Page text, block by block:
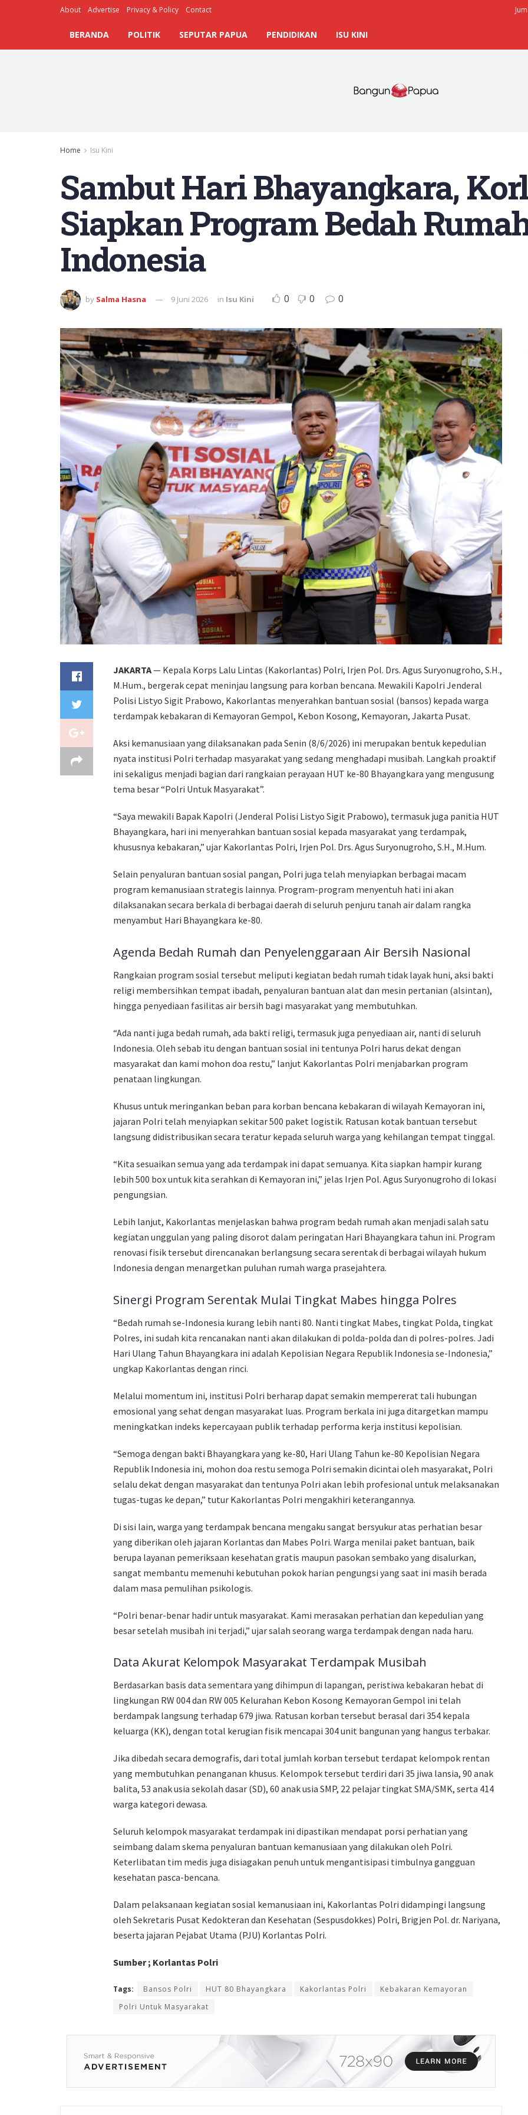
About Advertise Privacy & Policy Contact
BERANDA POLITIK SEPUTAR PAPUA PENDIDIKAN ISU KINI
Home Isu Kini
Sambut Hari Bhayangkara,
Siapkan Program Bedah
Indonesia
by Salma Hasna 9 Juni 2026 in Isu Kini 0 0 0
JAKARTA— Kepala Korps Lalu Lintas (Kakorlantas) Polri, Irjen Pol. Drs. Agus Suryonugroho, S.H.,
M.Hum., bergerak cepat meninjau langsung para korban bencana. Mewakili Kapolri Jenderal
Polisi Listyo Sigit Prabowo, Kakorlantas menyerahkan bantuan sosial (bansos) kepada warga
terdampak kebakaran di Kemayoran Gempol, Kebon Kosong, Kemayoran, Jakarta Pusat.
Aksi kemanusiaan yang dilaksanakan pada Senin (8/6/2026) ini merupakan bentuk kepedulian
nyata institusi Polri terhadap masyarakat yang sedang menghadapi musibah. Langkah proaktif
ini sekaligus menjadi bagian dari rangkaian perayaan HUT ke-80 Bhayangkara yang mengusung
tema besar “Polri Untuk Masyarakat”.
“Saya mewakili Bapak Kapolri (Jenderal Polisi Listyo Sigit Prabowo), termasuk juga panitia HUT
Bhayangkara, hari ini menyerahkan bantuan sosial kepada masyarakat yang terdampak,
khususnya kebakaran,” ujar Kakorlantas Polri, Irjen Pol. Drs. Agus Suryonugroho, S.H., M.Hum.
Selain penyaluran bantuan sosial pangan, Polri juga telah menyiapkan berbagai macam
program kemanusiaan strategis lainnya. Program-program menyentuh hati ini akan
dilaksanakan secara berkala di berbagai daerah di seluruh penjuru tanah air dalam rangka
menyambut Hari Bhayangkara ke-80.
Agenda Bedah Rumah dan Penyelenggaraan Air Bersih Nasional
Rangkaian program sosial tersebut meliputi kegiatan bedah rumah tidak layak huni, aksi bakti
religi membersihkan tempat ibadah, penyaluran bantuan alat dan mesin pertanian (alsintan),
hingga penyediaan fasilitas air bersih bagi masyarakat yang membutuhkan.
“Ada nanti juga bedah rumah, ada bakti religi, termasuk juga penyediaan air, nanti di seluruh
Indonesia. Oleh sebab itu dengan bantuan sosial ini tentunya Polri harus dekat dengan
masyarakat dan kami mohon doa restu,” lanjut Kakorlantas Polri menjabarkan program
penataan lingkungan.
Khusus untuk meringankan beban para korban bencana kebakaran di wilayah Kemayoran ini,
jajaran Polri telah menyiapkan sekitar 500 paket logistik. Ratusan kotak bantuan tersebut
langsung didistribusikan secara teratur kepada seluruh warga yang kehilangan tempat tinggal.
“Kita sesuaikan semua yang ada terdampak ini dapat semuanya. Kita siapkan hampir kurang
lebih 500 box untuk kita serahkan di Kemayoran ini,” jelas Irjen Pol. Agus Suryonugroho di lokasi
pengungsian.
Lebih lanjut, Kakorlantas menjelaskan bahwa program bedah rumah akan menjadi salah satu
kegiatan unggulan yang paling disorot dalam peringatan Hari Bhayangkara tahun ini. Program
renovasi fisik tersebut direncanakan berlangsung secara serentak di berbagai wilayah hukum
Indonesia dengan menargetkan puluhan rumah warga prasejahtera.
Sinergi Program Serentak Mulai Tingkat Mabes hingga Polres
“Bedah rumah se-Indonesia kurang lebih nanti 80. Nanti tingkat Mabes, tingkat Polda, tingkat
Polres, ini sudah kita rencanakan nanti akan dilakukan di polda-polda dan di polres-polres. Jadi
Hari Ulang Tahun Bhayangkara ini adalah Kepolisian Negara Republik Indonesia se-Indonesia,”
ungkap Kakorlantas dengan rinci.
Melalui momentum ini, institusi Polri berharap dapat semakin mempererat tali hubungan
emosional yang sehat dengan masyarakat luas. Program berkala ini juga ditargetkan mampu
meningkatkan indeks kepercayaan publik terhadap performa kerja institusi kepolisian.
“Semoga dengan bakti Bhayangkara yang ke-80, Hari Ulang Tahun ke-80 Kepolisian Negara
Republik Indonesia ini, mohon doa restu semoga Polri semakin dicintai oleh masyarakat, Polri
selalu dekat dengan masyarakat dan tentunya Polri akan lebih profesional untuk melaksanakan
tugas-tugas ke depan,” tutur Kakorlantas Polri mengakhiri keterangannya.
Di sisi lain, warga yang terdampak bencana mengaku sangat bersyukur atas perhatian besar
yang diberikan oleh jajaran Korlantas dan Mabes Polri. Warga menilai paket bantuan, baik
berupa layanan pemeriksaan kesehatan gratis maupun pasokan sembako yang disalurkan,
sangat membantu memenuhi kebutuhan pokok harian pengungsi yang saat ini masih berada
dalam masa pemulihan psikologis.
“Polri benar-benar hadir untuk masyarakat. Kami merasakan perhatian dan kepedulian yang
besar setelah musibah ini terjadi,” ujar salah seorang warga terdampak dengan nada haru.
Data Akurat Kelompok Masyarakat Terdampak Musibah
Berdasarkan basis data sementara yang dihimpun di lapangan, peristiwa kebakaran hebat di
lingkungan RW 004 dan RW 005 Kelurahan Kebon Kosong Kemayoran Gempol ini telah
berdampak langsung terhadap 679 jiwa. Ratusan korban tersebut berasal dari 354 kepala
keluarga (KK), dengan total kerugian fisik mencapai 304 unit bangunan yang hangus terbakar.
Jika dibedah secara demografis, dari total jumlah korban tersebut terdapat kelompok rentan
yang membutuhkan penanganan khusus. Kelompok tersebut terdiri dari 35 jiwa lansia, 90 anak
balita, 53 anak usia sekolah dasar (SD), 60 anak usia SMP, 22 pelajar tingkat SMA/SMK, serta 414
warga kategori dewasa.
Seluruh kelompok masyarakat terdampak ini dipastikan mendapat porsi perhatian yang
seimbang dalam skema penyaluran bantuan kemanusiaan yang dilakukan oleh Polri.
Keterlibatan tim medis juga disiagakan penuh untuk mengantisipasi timbulnya gangguan
kesehatan pasca-bencana.
Dalam pelaksanaan kegiatan sosial kemanusiaan ini, Kakorlantas Polri didampingi langsung
oleh Sekretaris Pusat Kedokteran dan Kesehatan (Sespusdokkes) Polri, Brigjen Pol. dr. Nariyana,
beserta jajaran Pejabat Utama (PJU) Korlantas Polri.
Sumber ; Korlantas Polri
Tags: Bansos Polri HUT 80 Bhayangkara Kakorlantas Polri
Kebakaran Kemayoran
Polri Untuk Masyarakat